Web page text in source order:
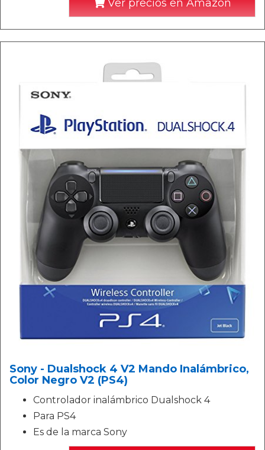
Ver precios en Amazon
Sony - Dualshock 4 V2 Mando Inalámbrico,
Color Negro V2 (PS4)
Controlador inalámbrico Dualshock 4
Para PS4
Es de la marca Sony